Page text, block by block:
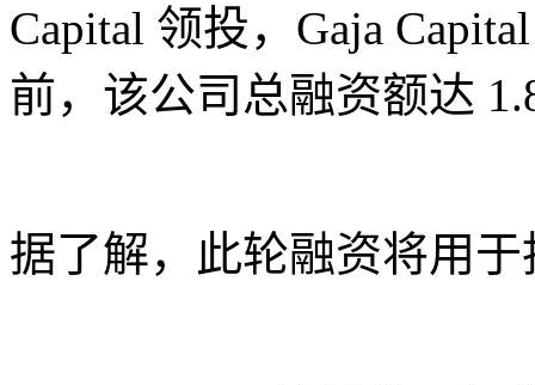
Capital 领投，Gaja
前，该公司总融资额达
据了解，此轮融资将用